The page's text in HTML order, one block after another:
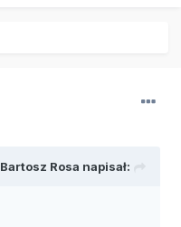
Bartosz Rosa napisał: